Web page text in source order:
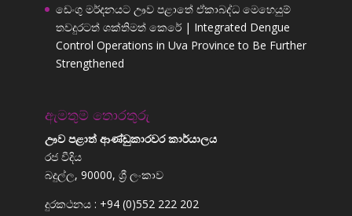
ඩෙංගු මර්දනයට ඌව පළාතේ ඒකාබද්ධ මෙහෙයුම්
තවදුරටත් ශක්තිමත් කෙරේ | Integrated Dengue
Control Operations in Uva Province to Be Further
Strengthened
ඇමතුම් තොරතුරු
ඌව පළාත් ආණ්ඩුකාරවර කාර්යාලය
රජ වීදිය
බදුල්ල, 90000, ශ්‍රී ලංකාව
දුරකථනය : +94 (0)552 222 202